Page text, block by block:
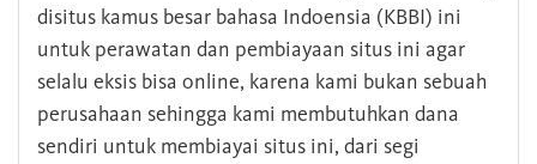
disitus kamus besar bahasa Indoensia (KBBI) ini
untuk perawatan dan pembiayaan situs ini agar
selalu eksis bisa online, karena kami bukan sebuah
perusahaan sehingga kami membutuhkan dana
sendiri untuk membiayai situs ini, dari segi